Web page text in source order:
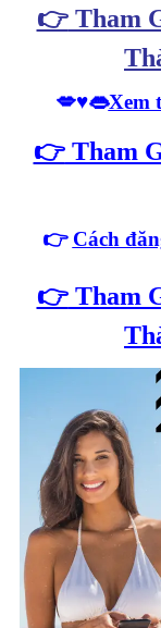
👉Tham
💋♥️👄Xem
👉Tham
👉 Cách
👉Tham